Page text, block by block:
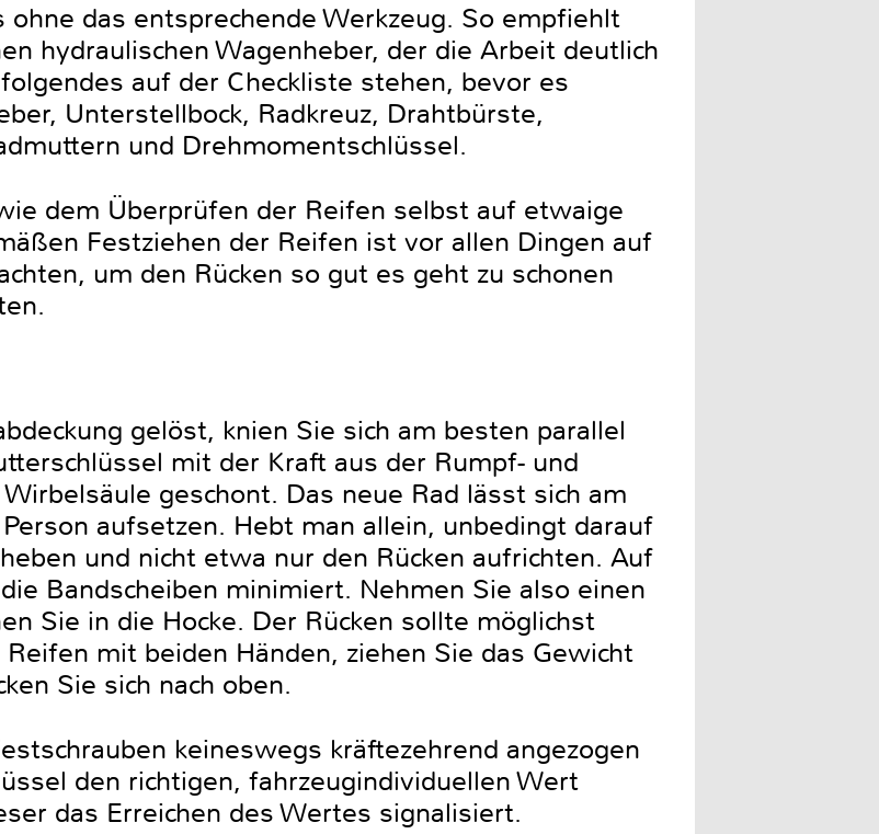
das entsprechende Werkzeug. So empfiehlt
hydraulischen Wagenheber, der die Arbeit deutlich
auf der Checkliste stehen, bevor es
Unterstellbock, Radkreuz, Drahtbürste,
und Drehmomentschlüssel.
dem Überprüfen der Reifen selbst auf etwaige
Festziehen der Reifen ist vor allen Dingen auf
um den Rücken so gut es geht zu schonen
gelöst, knien Sie sich am besten parallel
mit der Kraft aus der Rumpf- und
geschont. Das neue Rad lässt sich am
aufsetzen. Hebt man allein, unbedingt darauf
und nicht etwa nur den Rücken aufrichten. Auf
Bandscheiben minimiert. Nehmen Sie also einen
Sie in die Hocke. Der Rücken sollte möglichst
mit beiden Händen, ziehen Sie das Gewicht
Sie sich nach oben.
keineswegs kräftezehrend angezogen
den richtigen, fahrzeugindividuellen Wert
das Erreichen des Wertes signalisiert.